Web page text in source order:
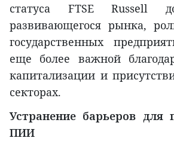
статуса FTSE Russell
развивающегося рынка,
государственных
еще более важной
капитализации и
секторах.
Устранение барьеров для
ПИИ